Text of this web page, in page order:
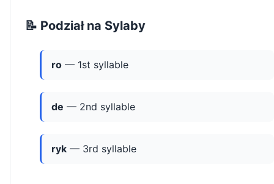
📝 Podział na Sylaby
ro — 1st syllable
de — 2nd syllable
ryk — 3rd syllable